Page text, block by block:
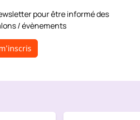
pour être informé des
/ évènements